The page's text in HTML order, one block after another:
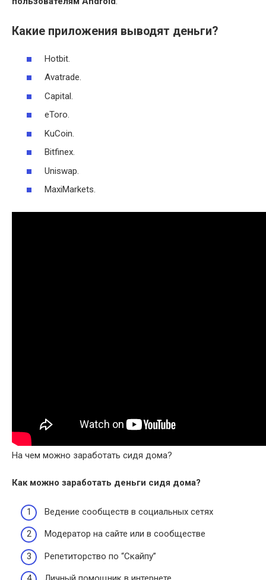
Какие приложения выводят деньги?
Hotbit.
Avatrade.
Capital.
eToro.
KuCoin.
Bitfinex.
Uniswap.
MaxiMarkets.
На чем можно заработать сидя дома?
Как можно заработать деньги сидя дома?
Ведение сообществ в социальных сетях
Модератор на сайте или в сообществе
Репетиторство по “Скайпу”